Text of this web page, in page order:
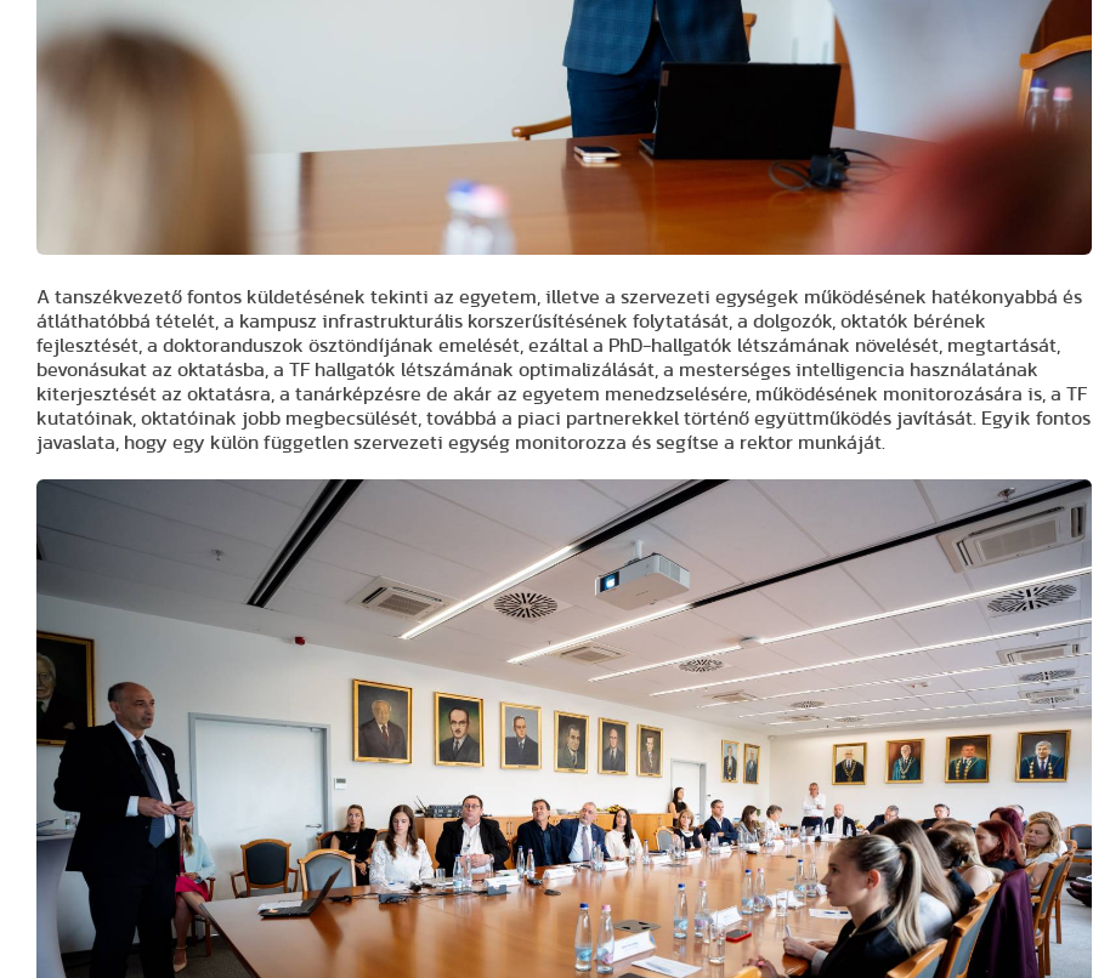
A tanszékvezető fontos küldetésének tekinti az egyetem, illetve a szervezeti egységek működésének hatékonyabbá és
átláthatóbbá tételét, a kampusz infrastrukturális korszerűsítésének folytatását, a dolgozók, oktatók bérének
fejlesztését, a doktoranduszok ösztöndíjának emelését, ezáltal a PhD-hallgatók létszámának növelését, megtartását,
bevonásukat az oktatásba, a TF hallgatók létszámának optimalizálását, a mesterséges intelligencia használatának
kiterjesztését az oktatásra, a tanárképzésre de akár az egyetem menedzselésére, működésének monitorozására is, a TF
kutatóinak, oktatóinak jobb megbecsülését, továbbá a piaci partnerekkel történő együttműködés javítását. Egyik fontos
javaslata, hogy egy külön független szervezeti egység monitorozza és segítse a rektor munkáját.